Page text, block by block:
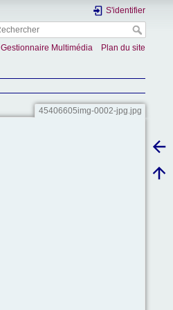
S'identifier
Gestionnaire Multimédia Plan du site
45406605img-0002-jpg.jpg